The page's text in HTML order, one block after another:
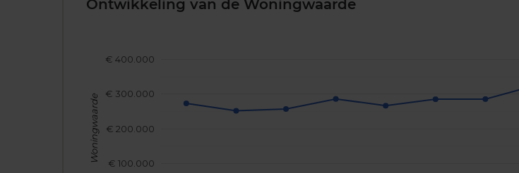
Ontwikkeling van de Woningwaarde
€ 100.000
€ 200.000
€ 300.000
€ 400.000
Woningwaarde